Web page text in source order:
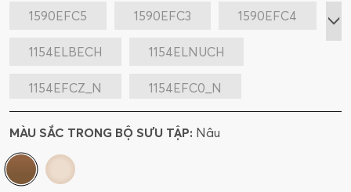
1590EFC5
1590EFC3 1590EFC4
1154ELBECH 1154ELNUCH
1154EFCZ_N 1154EFC0_N
1154EFC1_N
MÀU SẮC TRONG BỘ SƯU TẬP: Nâu